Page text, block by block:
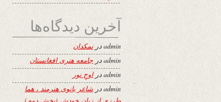
آخرین دیدگاه‌ها
adminدرنمکدان
adminدر جامعه هنری افغانستان
adminدراوجِ نور
adminدر شاعر بانوی هنرمند ، هما